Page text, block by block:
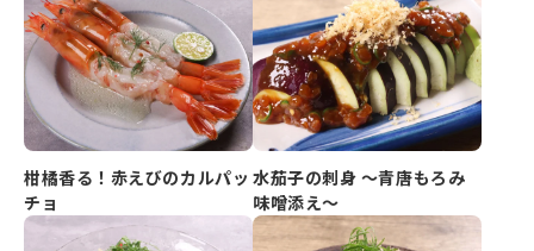
柑橘香る！赤えびのカルパッ
チョ
水茄子の刺身 ～青唐もろみ
味噌添え～